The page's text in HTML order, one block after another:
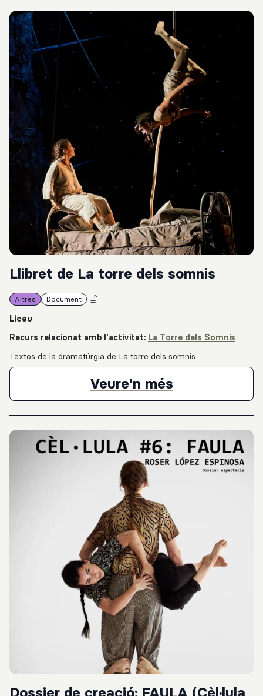
Llibret de La torre dels somnis
Altres Document
Liceu
Recurs relacionat amb l'activitat: La Torre dels Somnis
Textos de la dramatúrgia de La torre dels somnis.
Veure'n més
Dossier de creació: FAULA (Cèl·lula